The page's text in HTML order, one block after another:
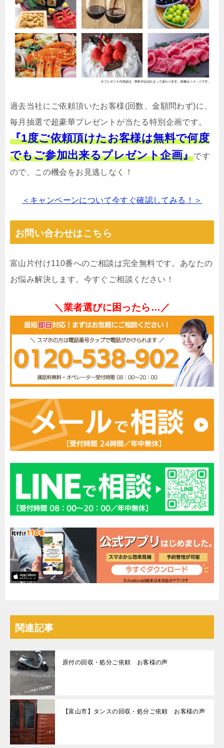
過去当社にご依頼頂いたお客様(回数、金額問わず)に、
毎月抽選で超豪華プレゼントが当たる特別企画です。
『1度ご依頼頂けたお客様は無料で何度
でもご参加出来るプレゼント企画』です
ので、この機会をお見逃しなく！
＜キャンペーンについて今すぐ確認してみる！＞
お問い合わせはこちら
富山片付け110番へのご相談は完全無料です。あなたの
お悩み解決します。今すぐご相談ください！
＼業者選びに困ったら…／
関連記事
原付の回収・処分ご依頼 お客様の声
【富山市】タンスの回収・処分ご依頼 お客様の声